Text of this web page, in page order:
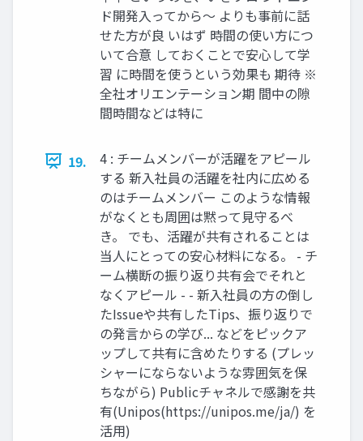
ド開発入ってから〜 よりも事前に話
せた方が良 いはず 時間の使い方につ
いて合意 しておくことで安心して学
習 に時間を使うという効果も 期待 ※
全社オリエンテーション期 間中の隙
間時間などは特に
19.
4 : チームメンバーが活躍をアピール
する 新入社員の活躍を社内に広める
のはチームメンバー このような情報
がなくとも周囲は黙って見守るべ
き。 でも、活躍が共有されることは
当人にとっての安心材料になる。 - チ
ーム横断の振り返り共有会でそれと
なくアピール - - 新入社員の方の倒し
たIssueや共有したTips、振り返りで
の発言からの学び... などをピックア
ップして共有に含めたりする (プレッ
シャーにならないような雰囲気を保
ちながら) Publicチャネルで感謝を共
有(Unipos(https://unipos.me/ja/) を
活用)